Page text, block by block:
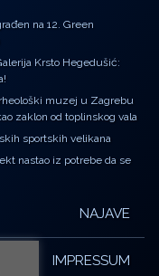
na 12. Green
Krsto Hegedušić:
muzej u Zagrebu
zaklon od toplinskog vala
sportskih velikana
nastao iz potrebe da se
NAJAVE
IMPRESSUM